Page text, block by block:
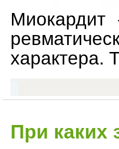
характера.
При каких